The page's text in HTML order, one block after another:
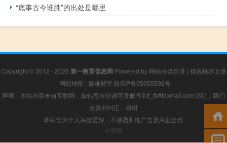
“底事古今谁胜”的出处是哪里
Copyright © 2012 - 2026 第一教育信息网 Powered by 网站分类目录 | 精选推荐文章
| 网站地图 | 疑难解答 陕ICP备05055592号
声明：本站内容来自互联网，如信息有错误可发邮件到f_fb#foxmail.com说明，我们
会及时纠正，谢谢
本站仅为个人兴趣爱好，不接盈利性广告及商业合作
小男孩